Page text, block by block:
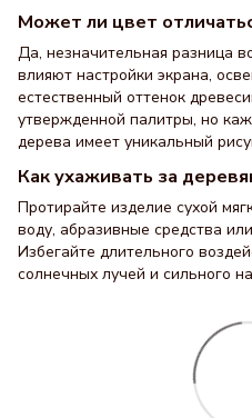
Может ли цвет
Да, незначительная разница
влияют настройки экрана,
естественный оттенок
утвержденной палитры, но
дерева имеет уникальный
Как ухаживать за
Протирайте изделие сухой
воду, абразивные средства
Избегайте длительного
солнечных лучей и сильного